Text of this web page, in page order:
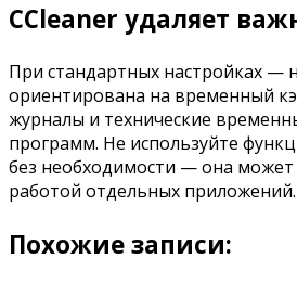
CCleaner удаляет
При стандартных настройках —
ориентирована на временный
журналы и технические
программ. Не используйте
без необходимости — она
работой отдельных приложений.
Похожие записи: